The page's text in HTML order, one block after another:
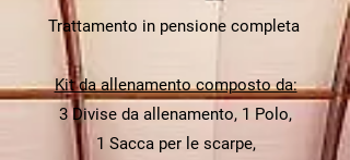
Trattamento in pensione completa
Kit da allenamento composto da:
3 Divise da allenamento, 1 Polo,
1 Sacca per le scarpe,